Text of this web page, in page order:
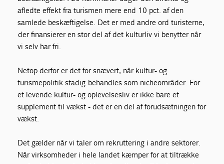
afledte effekt fra turismen mere end 10 pct. af den
samlede beskæftigelse. Det er med andre ord turisterne,
der finansierer en stor del af det kulturliv vi benytter når
vi selv har fri.
Netop derfor er det for snævert, når kultur- og
turismepolitik stadig behandles som nicheområder. For
et levende kultur- og oplevelsesliv er ikke bare et
supplement til vækst - det er en del af forudsætningen for
vækst.
Det gælder når vi taler om rekruttering i andre sektorer.
Når virksomheder i hele landet kæmper for at tiltrække